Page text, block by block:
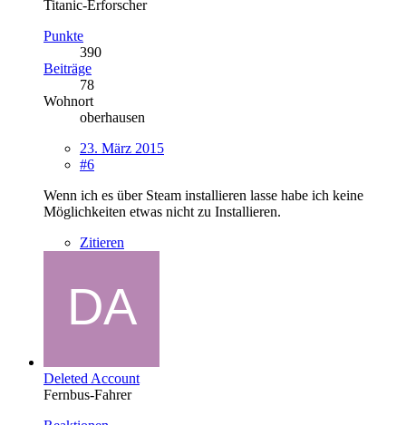
Titanic-Erforscher
Punkte
390
Beiträge
78
Wohnort
oberhausen
23. März 2015
#6
Wenn ich es über Steam installieren lasse habe ich keine
Möglichkeiten etwas nicht zu Installieren.
Zitieren
Deleted Account
Fernbus-Fahrer